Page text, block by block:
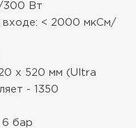
300 Вт
входе: < 2000 мкСм/
x 520 мм (Ultra
- 1350
6 бар